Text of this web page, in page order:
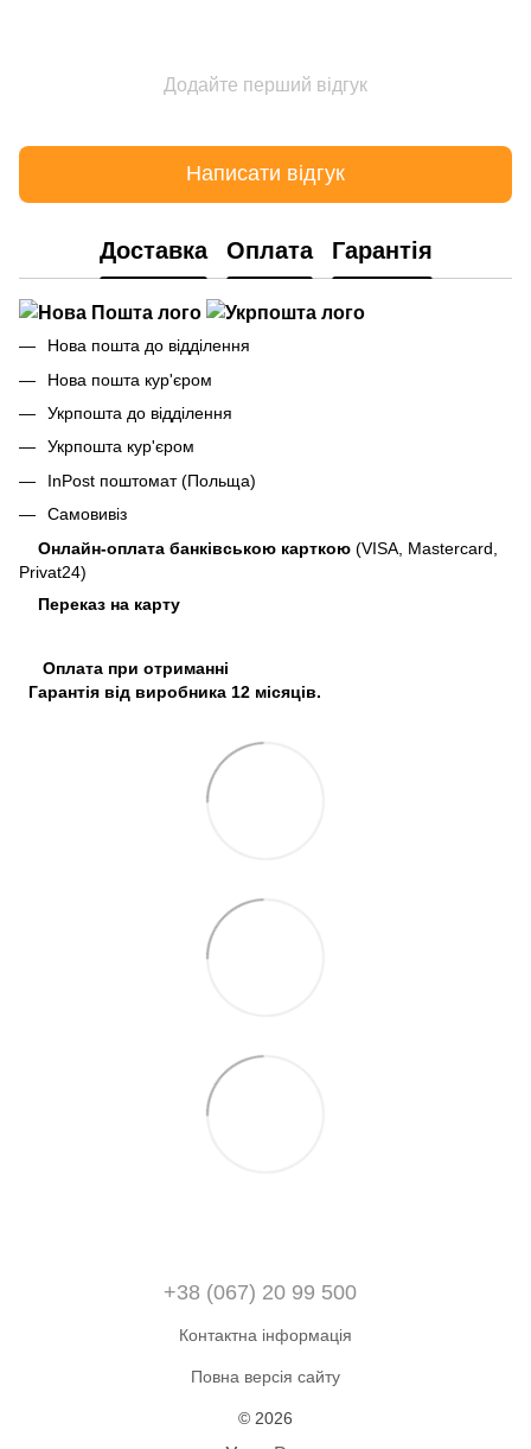
Додайте перший відгук
Написати відгук
Доставка Оплата Гарантія
Нова пошта до відділення
Нова пошта кур'єром
Укрпошта до відділення
Укрпошта кур'єром
InPost поштомат (Польща)
Самовивіз
Онлайн-оплата банківською карткою (VISA, Mastercard,
Privat24)
Переказ на карту
Оплата при отриманні
Гарантія від виробника 12 місяців.
+38 (067) 20 99 500
Контактна інформація
Повна версія сайту
© 2026